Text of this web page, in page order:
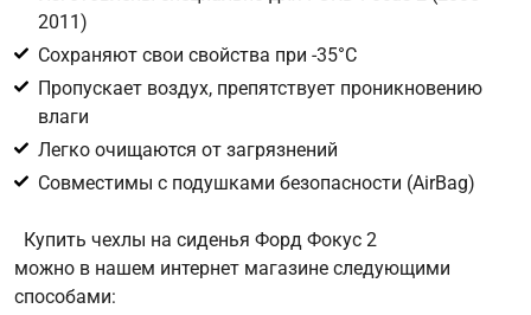
2011)
Сохраняют свои свойства при -35°С
Пропускает воздух, препятствует проникновению
влаги
Легко очищаются от загрязнений
Совместимы с подушками безопасности (AirBag)
Купить чехлы на сиденья Форд Фокус 2
можно в нашем интернет магазине следующими
способами: